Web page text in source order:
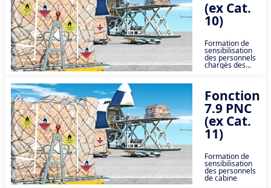
distribution de
produits
chimiques
dangereux.
(ex Cat.
10)
Formation de
sensibilisation
des personnels
chargés des
opérations
vols
responsables de
la sécurité des
marchandises
dangereuses
pendant le
transport. (OPS)
Fonction
7.9 PNC
(ex Cat.
11)
Formation de
sensibilisation
des personnels
de cabine